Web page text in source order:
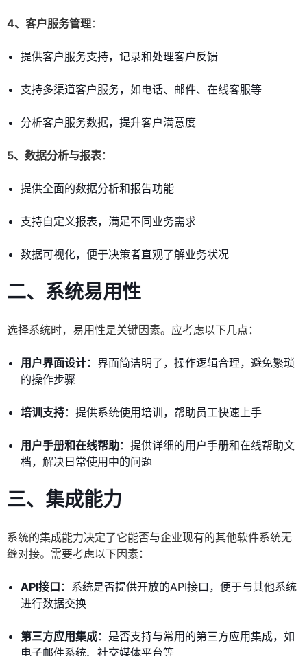
4、客户服务管理：
提供客户服务支持，记录和处理客户反馈
支持多渠道客户服务，如电话、邮件、在线客服等
分析客户服务数据，提升客户满意度
5、数据分析与报表：
提供全面的数据分析和报告功能
支持自定义报表，满足不同业务需求
数据可视化，便于决策者直观了解业务状况
二、系统易用性
选择系统时，易用性是关键因素。应考虑以下几点：
用户界面设计：界面简洁明了，操作逻辑合理，避免繁琐
的操作步骤
培训支持：提供系统使用培训，帮助员工快速上手
用户手册和在线帮助：提供详细的用户手册和在线帮助文
档，解决日常使用中的问题
三、集成能力
系统的集成能力决定了它能否与企业现有的其他软件系统无
缝对接。需要考虑以下因素：
API接口 ：系统是否提供开放的API接口，便于与其他系统
进行数据交换
第三方应用集成：是否支持与常用的第三方应用集成，如
电子邮件系统、社交媒体平台等